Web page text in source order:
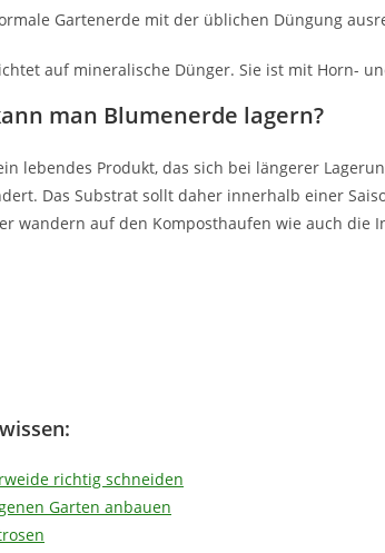
Gartenerde mit der üblichen Düngung
auf mineralische Dünger. Sie ist mit Horn-
man Blumenerde lagern?
lebendes Produkt, das sich bei längerer
Das Substrat sollt daher innerhalb einer
wandern auf den Komposthaufen wie auch die
richtig schneiden
Garten anbauen